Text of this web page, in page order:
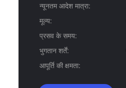
न्यूनतम आदेश मात्रा:
मूल्य:
प्रसव के समय:
भुगतान शर्तें:
आपूर्ति की क्षमता: